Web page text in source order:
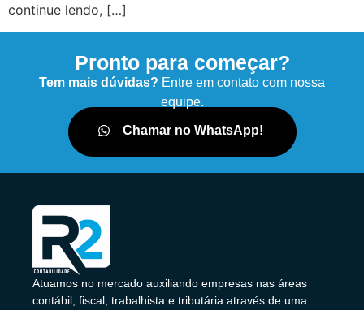
continue lendo, […]
Pronto para começar?
Tem mais dúvidas? Entre em contato com nossa
equipe.
Chamar no WhatsApp!
Atuamos no mercado auxiliando empresas nas áreas
contábil, fiscal, trabalhista e tributária através de uma